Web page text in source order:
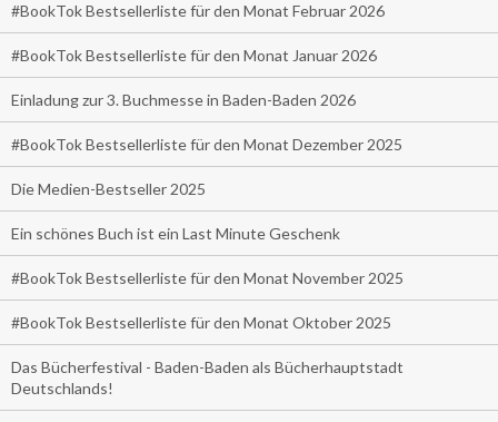
#BookTok Bestsellerliste für den Monat Februar 2026
#BookTok Bestsellerliste für den Monat Januar 2026
Einladung zur 3. Buchmesse in Baden-Baden 2026
#BookTok Bestsellerliste für den Monat Dezember 2025
Die Medien-Bestseller 2025
Ein schönes Buch ist ein Last Minute Geschenk
#BookTok Bestsellerliste für den Monat November 2025
#BookTok Bestsellerliste für den Monat Oktober 2025
Das Bücherfestival - Baden-Baden als Bücherhauptstadt
Deutschlands!